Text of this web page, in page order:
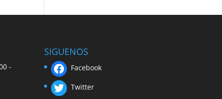
-
SIGUENOS
Facebook
Twitter